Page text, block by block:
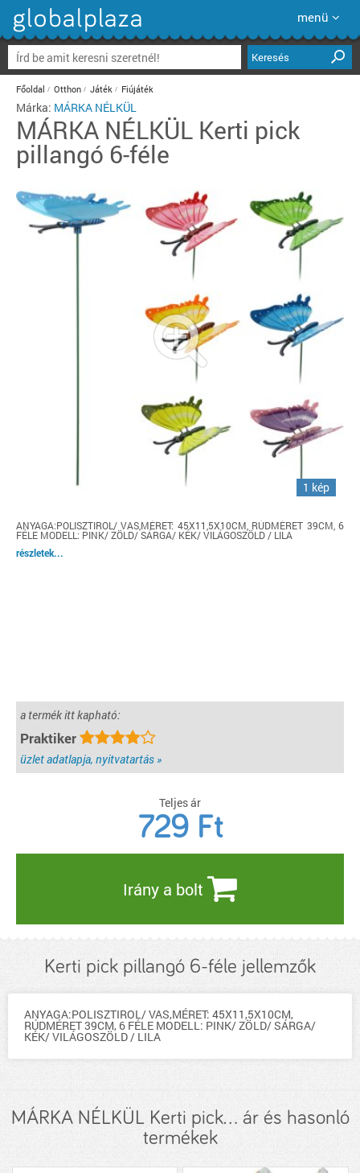
menü
Keresés
Főoldal Otthon Játék Fiújáték
Márka: MÁRKA NÉLKÜL
MÁRKA NÉLKÜL Kerti pick
pillangó 6-féle
1 kép
ANYAGA:POLISZTIROL/ VAS,MÉRET: 45X11,5X10CM, RÚDMÉRET 39CM, 6
FÉLE MODELL: PINK/ ZÖLD/ SÁRGA/ KÉK/ VILÁGOSZÖLD / LILA
részletek...
a termék itt kapható:
Praktiker
üzlet adatlapja, nyitvatartás »
Teljes ár
729 Ft
Irány a bolt
Kerti pick pillangó 6-féle jellemzők
ANYAGA:POLISZTIROL/ VAS,MÉRET: 45X11,5X10CM,
RÚDMÉRET 39CM, 6 FÉLE MODELL: PINK/ ZÖLD/ SÁRGA/
KÉK/ VILÁGOSZÖLD / LILA
MÁRKA NÉLKÜL Kerti pick... ár és hasonló
termékek